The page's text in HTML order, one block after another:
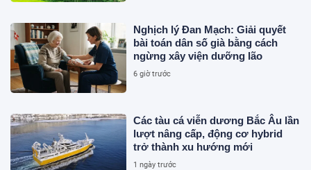
Nghịch lý Đan Mạch: Giải quyết
bài toán dân số già bằng cách
ngừng xây viện dưỡng lão
6 giờ trước
Các tàu cá viễn dương Bắc Âu lần
lượt nâng cấp, động cơ hybrid
trở thành xu hướng mới
1 ngày trước